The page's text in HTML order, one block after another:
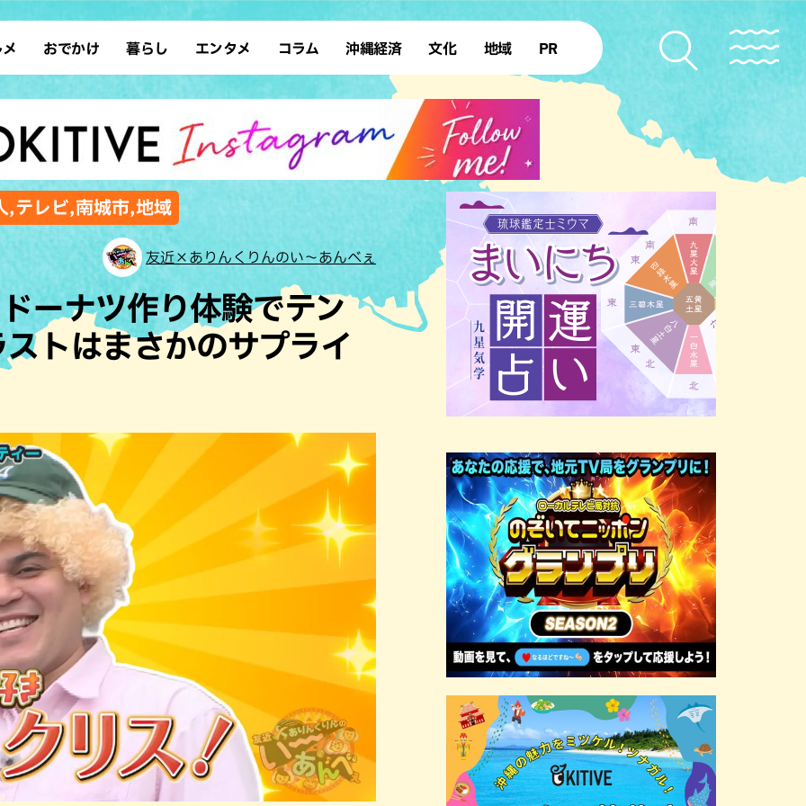
ン 沖縄そば
ウト カフェ
和食・日本料理
理 アジア・エスニック
イタリアン
フレンチ
・焼肉 焼鳥・串料理
肉料理 居酒屋・バー
イキング
ガー タコス・タコライス
おでかけ
デート ドライブ
散歩 ソロ活
歴史
レジャー
ショッピング
サウナ 公園
沖縄の海
暮らし
レシピ SDGs
ファッション ローカルニュース
沖縄移住 沖縄旧暦行事
エンタメ
スポーツ 占い
タレント・芸人 テレビ
コラム 沖縄経済 文化
復帰50年
地域
本島北部
本島南部 先島諸島
北部離島
PR
,テレビ,南城市,地域
友近×ありんくりんのい～あんべぇ
ーナツ作り体験でテン
トはまさかのサプライ